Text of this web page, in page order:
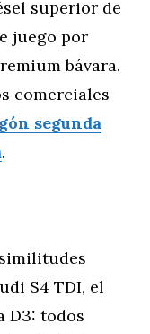
superior de
juego por
bávara.
comerciales
segunda
.
S4 TDI, el
D3: todos